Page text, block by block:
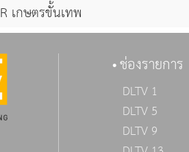
R เกษตรขั้นเทพ
ช่องรายการ
DLTV 1
DLTV 5
DLTV 9